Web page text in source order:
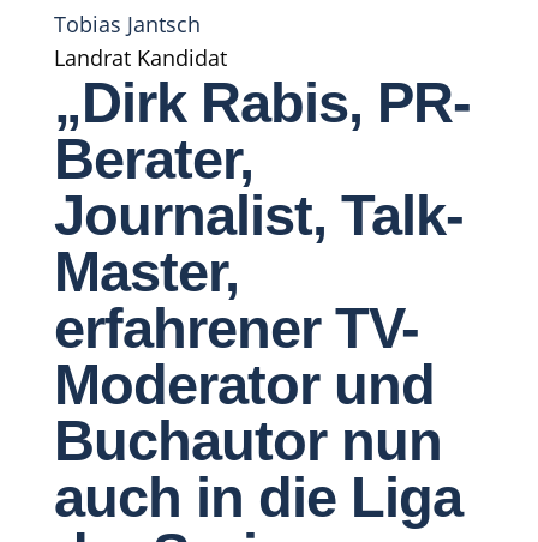
Tobias Jantsch
Landrat Kandidat
„Dirk Rabis, PR-
Berater,
Journalist, Talk-
Master,
erfahrener TV-
Moderator und
Buchautor nun
auch in die Liga